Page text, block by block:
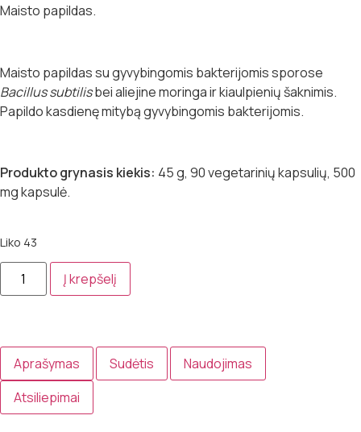
Maisto papildas.
Maisto papildas su gyvybingomis bakterijomis sporose
Bacillus subtilisbei aliejine moringa ir kiaulpienių šaknimis.
Papildo kasdienę mitybą gyvybingomis bakterijomis.
Produktogrynasis kiekis: 45 g, 90 vegetarinių kapsulių, 500
mg kapsulė.
Liko 43
Į krepšelį
Aprašymas Sudėtis
Naudojimas
Atsiliepimai